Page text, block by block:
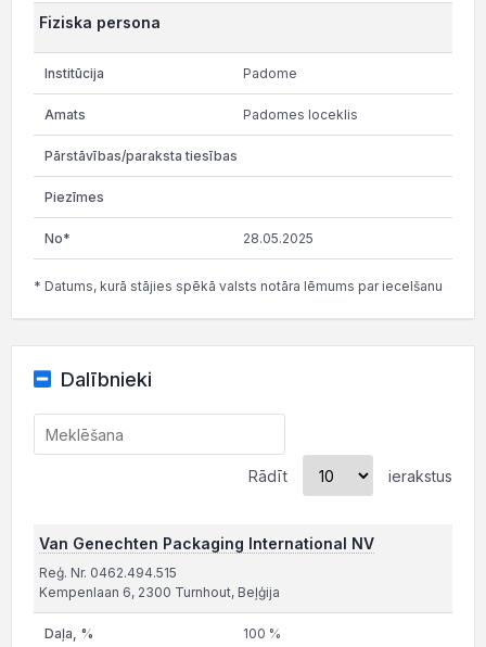
Fiziska persona
Padome
Padomes loceklis
28.05.2025
* Datums, kurā stājies spēkā valsts notāra lēmums par iecelšanu
Dalībnieki
Rādīt ierakstus
Van Genechten Packaging International NV
Reģ. Nr. 0462.494.515
Kempenlaan 6, 2300 Turnhout, Beļģija
100 %